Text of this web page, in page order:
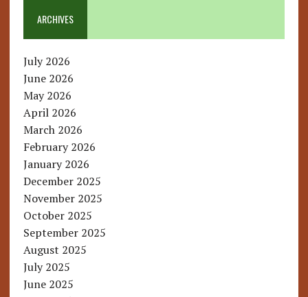
ARCHIVES
July 2026
June 2026
May 2026
April 2026
March 2026
February 2026
January 2026
December 2025
November 2025
October 2025
September 2025
August 2025
July 2025
June 2025